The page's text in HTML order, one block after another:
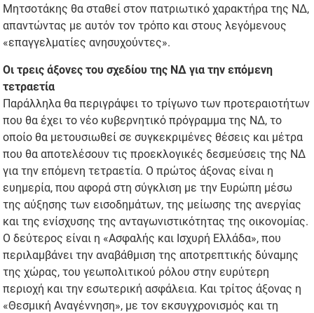
Μητσοτάκης θα σταθεί στον πατριωτικό χαρακτήρα της ΝΔ,
απαντώντας με αυτόν τον τρόπο και στους λεγόμενους
«επαγγελματίες ανησυχούντες».
Οι τρεις άξονες του σχεδίου της ΝΔ για την επόμενη
τετραετία
Παράλληλα θα περιγράψει το τρίγωνο των προτεραιοτήτων
που θα έχει το νέο κυβερνητικό πρόγραμμα της ΝΔ, το
οποίο θα μετουσιωθεί σε συγκεκριμένες θέσεις και μέτρα
που θα αποτελέσουν τις προεκλογικές δεσμεύσεις της ΝΔ
για την επόμενη τετραετία. Ο πρώτος άξονας είναι η
ευημερία, που αφορά στη σύγκλιση με την Ευρώπη μέσω
της αύξησης των εισοδημάτων, της μείωσης της ανεργίας
και της ενίσχυσης της ανταγωνιστικότητας της οικονομίας.
Ο δεύτερος είναι η «Ασφαλής και Ισχυρή Ελλάδα», που
περιλαμβάνει την αναβάθμιση της αποτρεπτικής δύναμης
της χώρας, του γεωπολιτικού ρόλου στην ευρύτερη
περιοχή και την εσωτερική ασφάλεια. Και τρίτος άξονας η
«Θεσμική Αναγέννηση», με τον εκσυγχρονισμός και τη